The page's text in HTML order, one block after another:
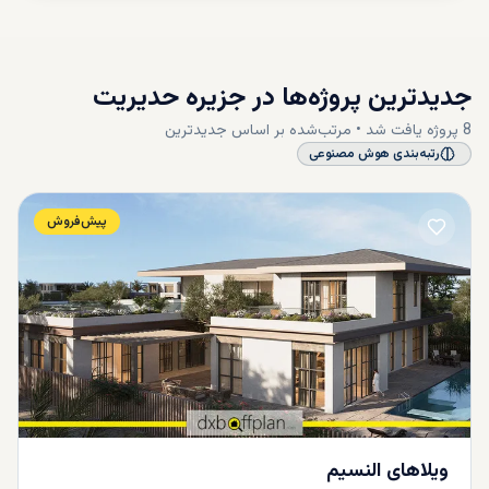
فرآیند خرید ملک در جزیره حدیریات؛
راهنمای گام‌ به ‌گام
خرید ملک در جزیره حدیریات برای سرمایه‌گذاران خارجی فرآیندی
کاملا شفاف و قانون‌مند است، اما نیاز به دقت و آشنایی با مراحل
قانونی دارد. در امارات متحده عربی، مناطق خاصی مانند
حدیریات برای مالکیت آزاد (Freehold) تعیین شده‌اند، به این
معنا که اتباع خارجی می‌توانند ملک را به‌طور کامل به نام خود
خریداری کنند. با این حال رعایت مراحل زیر برای انجام معامله‌ای
مطمئن ضروری است:
1. انتخاب ملک مناسب و بررسی پیشینه
سازنده:
جدیدترین پروژه‌ها درجزیره حدیریت
8 پروژه یافت شد • مرتب‌شده بر اساس جدیدترین
رتبه‌بندی هوش مصنوعی
پیش‌فروش
ویلاهای النسیم